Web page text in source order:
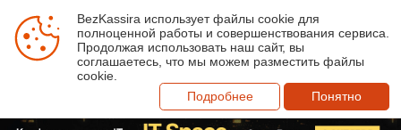
BezKassira использует файлы cookie для
полноценной работы и совершенствования сервиса.
Продолжая использовать наш сайт, вы
соглашаетесь, что мы можем разместить файлы
cookie.
Подробнее
Понятно